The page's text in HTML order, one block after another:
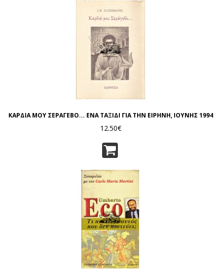
ΚΑΡΔΙΑ ΜΟΥ ΣΕΡΑΓΕΒΟ... ΕΝΑ ΤΑΞΙΔΙ ΓΙΑ ΤΗΝ ΕΙΡΗΝΗ, ΙΟΥΝΗΣ 1994
12.50€